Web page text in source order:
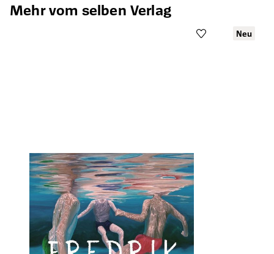
Mehr vom selben Verlag
Neu